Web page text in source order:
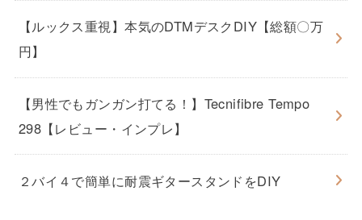
【ルックス重視】本気のDTMデスクDIY【総額〇万
円】
【男性でもガンガン打てる！】Tecnifibre Tempo
298【レビュー・インプレ】
２バイ４で簡単に耐震ギタースタンドをDIY